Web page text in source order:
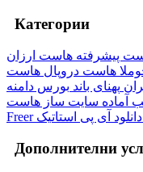
Категории
پیشرفته هاست ارزان
هاست دروپال هاست
پهنای باند بورس دامنه
آماده سایت ساز هاست Virtual
Freer آی پی استاتیک
Дополнителни